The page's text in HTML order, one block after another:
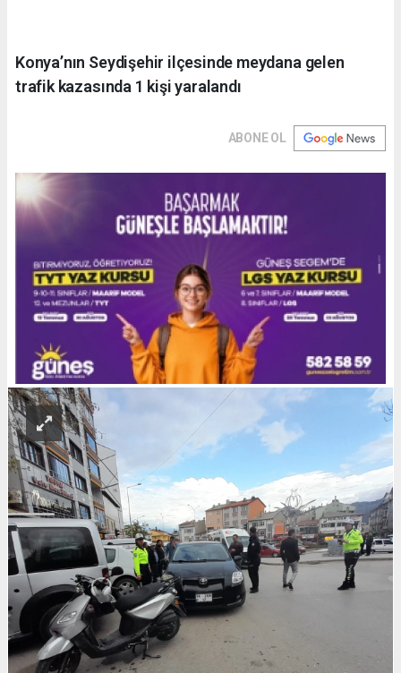
Konya’nın Seydişehir ilçesinde meydana gelen
trafik kazasında 1 kişi yaralandı
ABONE OL